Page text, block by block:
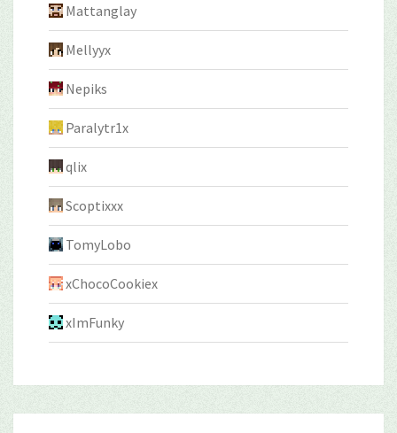
Mattanglay
Mellyyx
Nepiks
Paralytr1x
qlix
Scoptixxx
TomyLobo
xChocoCookiex
xImFunky